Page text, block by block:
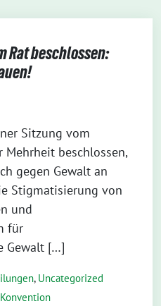
Rat beschlossen:
Sitzung vom
beschlossen,
gegen Gewalt an
Stigmatisierung von
und
für
Gewalt […]
, Uncategorized